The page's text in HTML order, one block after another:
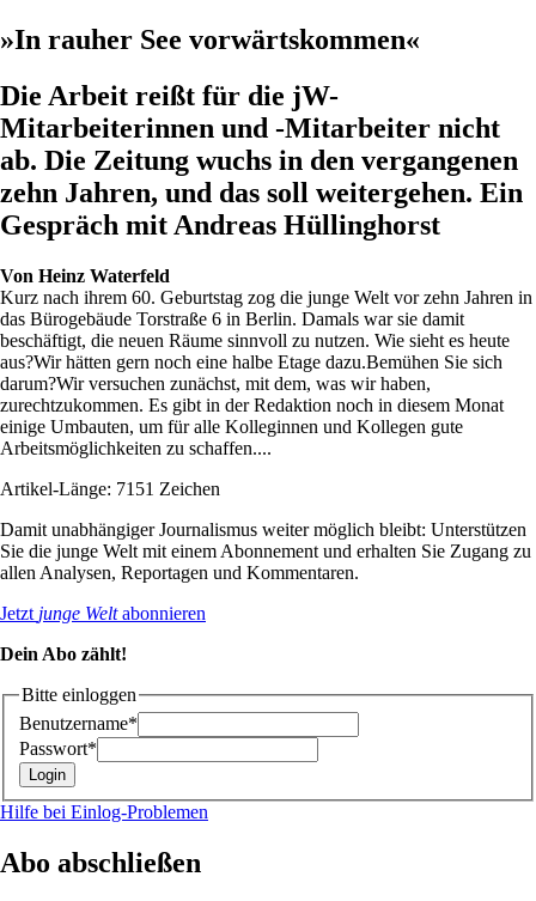
»In rauher See vorwärtskommen«
Die Arbeit reißt für die jW-
Mitarbeiterinnen und -Mitarbeiter nicht
ab. Die Zeitung wuchs in den vergangenen
zehn Jahren, und das soll weitergehen. Ein
Gespräch mit Andreas Hüllinghorst
Von Heinz Waterfeld
Kurz nach ihrem 60. Geburtstag zog die junge Welt vor zehn Jahren in
das Bürogebäude Torstraße 6 in Berlin. Damals war sie damit
beschäftigt, die neuen Räume sinnvoll zu nutzen. Wie sieht es heute
aus?Wir hätten gern noch eine halbe Etage dazu.Bemühen Sie sich
darum?Wir versuchen zunächst, mit dem, was wir haben,
zurechtzukommen. Es gibt in der Redaktion noch in diesem Monat
einige Umbauten, um für alle Kolleginnen und Kollegen gute
Arbeitsmöglichkeiten zu schaffen....
Artikel-Länge: 7151 Zeichen
Damit unabhängiger Journalismus weiter möglich bleibt: Unterstützen
Sie die junge Welt mit einem Abonnement und erhalten Sie Zugang zu
allen Analysen, Reportagen und Kommentaren.
Jetzt junge Weltabonnieren
Dein Abo zählt!
Bitte einloggen
Benutzername*
Passwort*
Hilfe bei Einlog-Problemen
Abo abschließen